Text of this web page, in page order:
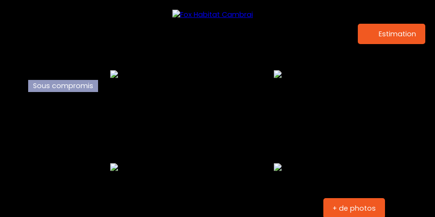
Estimation
Sous compromis
+ de photos